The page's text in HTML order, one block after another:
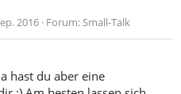
2016 Forum:Small-Talk
hast du aber eine